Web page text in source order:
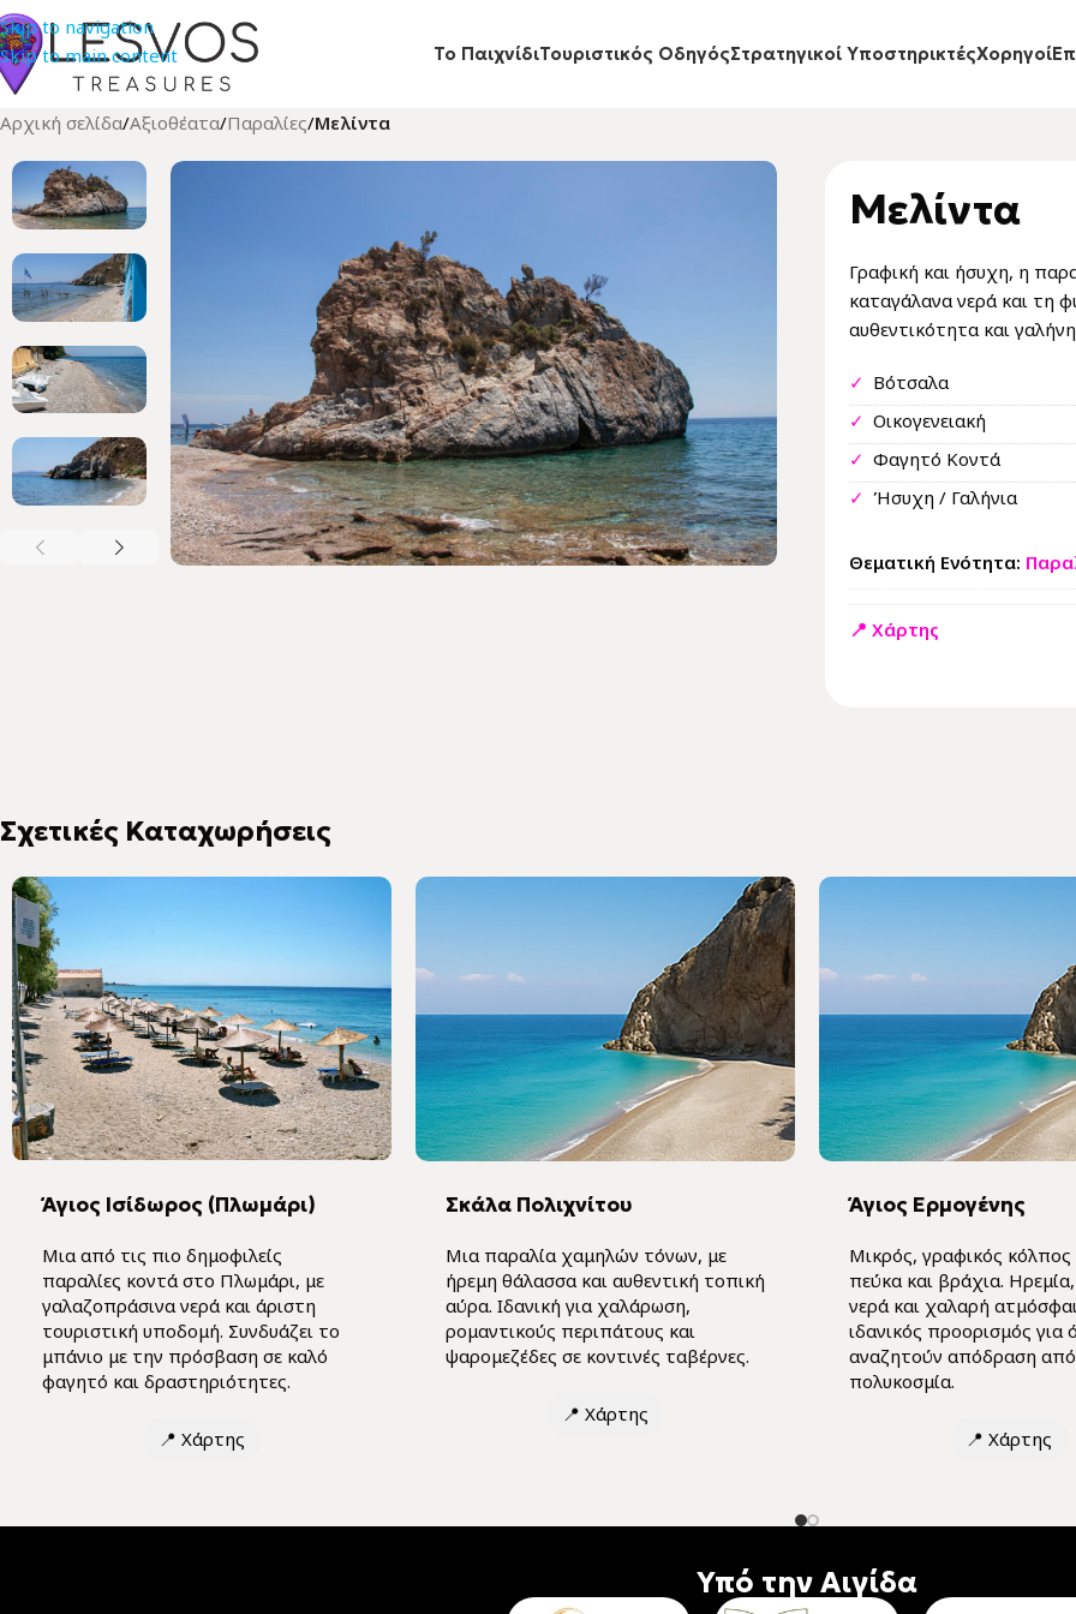
Skip to navigation
Skip to main content
Το ΠαιχνίδιΤουριστικός ΟδηγόςΣτρατηγικοί ΥποστηρικτέςXορηγοί
Αρχική σελίδα/Αξιοθέατα/Παραλίες/Μελίντα
Μελίντα
Γραφική και ήσυχη, η
καταγάλανα νερά και τη
αυθεντικότητα και
✓ Βότσαλα
✓ Οικογενειακή
✓ Φαγητό Κοντά
✓ Ήσυχη / Γαλήνια
Θεματική Ενότητα:
📍 Χάρτης
Άγιος Ισίδωρος (Πλωμάρι)
Μια από τις πιο δημοφιλείς
παραλίες κοντά στο Πλωμάρι, με
γαλαζοπράσινα νερά και άριστη
τουριστική υποδομή. Συνδυάζει το
μπάνιο με την πρόσβαση σε καλό
φαγητό και δραστηριότητες.
📍 Χάρτης
Σκάλα Πολιχνίτου
Μια παραλία χαμηλών τόνων, με
ήρεμη θάλασσα και αυθεντική τοπική
αύρα. Ιδανική για χαλάρωση,
ρομαντικούς περιπάτους και
ψαρομεζέδες σε κοντινές ταβέρνες.
📍 Χάρτης
Άγιος Ερμογένης
Μικρός, γραφικός
πεύκα και βράχια.
νερά και χαλαρή
ιδανικός προορισμός για
αναζητούν απόδραση
πολυκοσμία.
📍 Χάρτης
Υπό την Αιγίδα